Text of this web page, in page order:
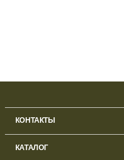
КОНТАКТЫ
КАТАЛОГ